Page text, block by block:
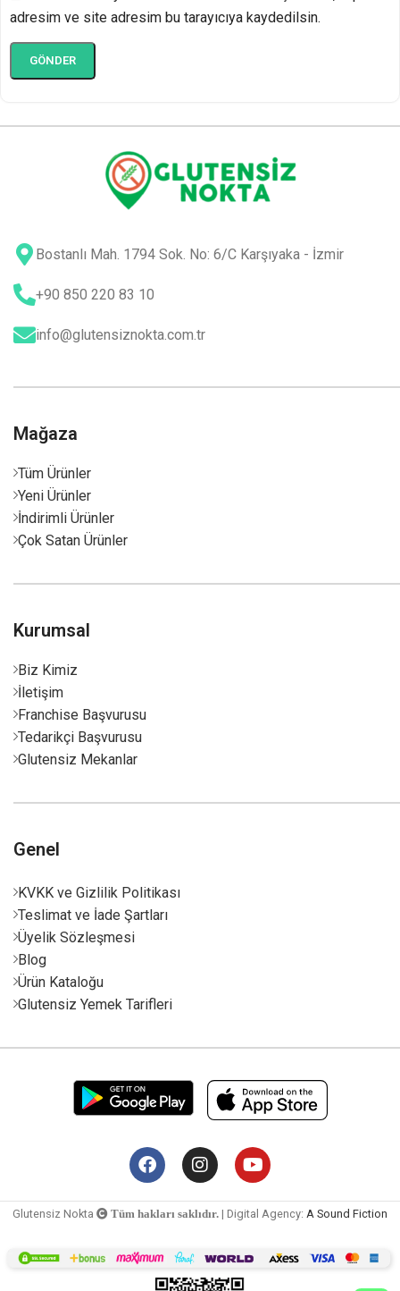
adresim ve site adresim bu tarayıcıya kaydedilsin.
Bostanlı Mah. 1794 Sok. No: 6/C Karşıyaka - İzmir
+90 850 220 83 10
info@glutensiznokta.com.tr
Mağaza
Tüm Ürünler
Yeni Ürünler
İndirimli Ürünler
Çok Satan Ürünler
Kurumsal
Biz Kimiz
İletişim
Franchise Başvurusu
Tedarikçi Başvurusu
Glutensiz Mekanlar
Genel
KVKK ve Gizlilik Politikası
Teslimat ve İade Şartları
Üyelik Sözleşmesi
Blog
Ürün Kataloğu
Glutensiz Yemek Tarifleri
Glutensiz Nokta Tüm hakları saklıdır. | Digital Agency: A Sound Fiction